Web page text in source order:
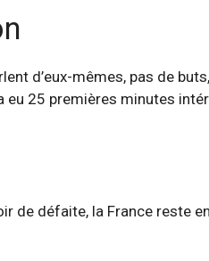
d’eux-mêmes, pas de
eu 25 premières minutes
de défaite, la France reste